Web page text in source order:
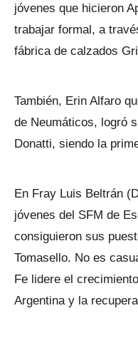
jóvenes que hicieron
trabajar formal, a
fábrica de calzados
También, Erin Alfaro
de Neumáticos, logró
Donatti, siendo la
En Fray Luis Beltrán
jóvenes del SFM de
consiguieron sus
Tomasello. No es
Fe lidere el
Argentina y la